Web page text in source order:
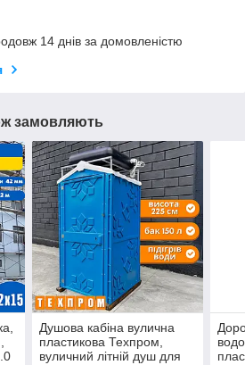
14 днів за домовленістю
замовляють
Душова кабіна вулична
пластикова Техпром,
вуличний літній душ для